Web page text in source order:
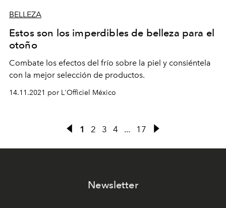
BELLEZA
Estos son los imperdibles de belleza para el
otoño
Combate los efectos del frío sobre la piel y consiéntela
con la mejor selección de productos.
14.11.2021 por L'Officiel México
1 2 3 4 ... 17
Newsletter